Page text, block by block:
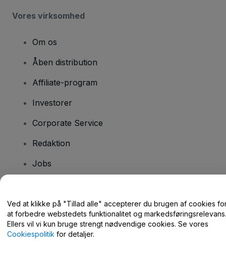
Vores virksomhed
Om os
Åben distribution
Affiliate-program
Investorer
Corporate Service
Redaktion
Jobs
Har du spørgsmål?
Hjælpecenter / Kontakt os
Ved at klikke på "Tillad alle" accepterer du brugen af cookies
at forbedre webstedets funktionalitet og markedsføringsrelevans.
Ellers vil vi kun bruge strengt nødvendige cookies. Se vores
Cookiespolitik for detaljer.